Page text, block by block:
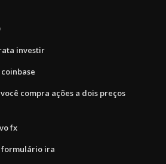
investir
compra ações a dois preços
fx
ira